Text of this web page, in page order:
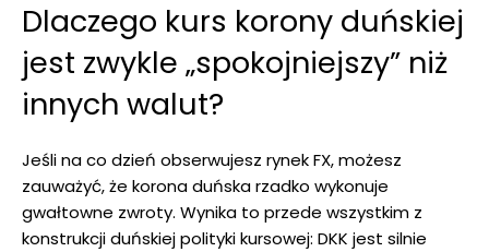
Dlaczego kurs korony duńskiej
jest zwykle „spokojniejszy” niż
innych walut?
Jeśli na co dzień obserwujesz rynek FX, możesz
zauważyć, że korona duńska rzadko wykonuje
gwałtowne zwroty. Wynika to przede wszystkim z
konstrukcji duńskiej polityki kursowej: DKK jest silnie